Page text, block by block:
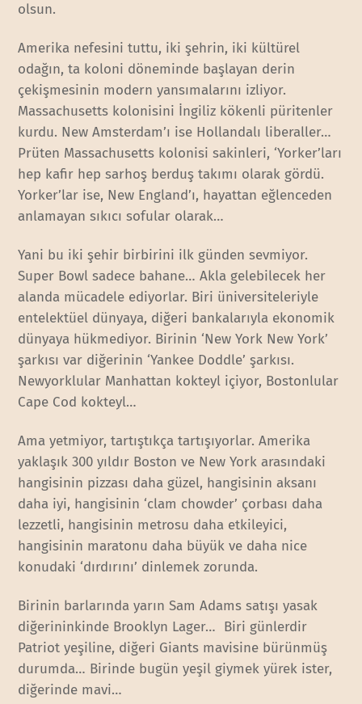
olsun.
Amerika nefesini tuttu, iki şehrin, iki kültürel
odağın, ta koloni döneminde başlayan derin
çekişmesinin modern yansımalarını izliyor.
Massachusetts kolonisini İngiliz kökenli püritenler
kurdu. New Amsterdam’ı ise Hollandalı liberaller…
Prüten Massachusetts kolonisi sakinleri, ‘Yorker’ları
hep kafir hep sarhoş berduş takımı olarak gördü.
Yorker’lar ise, New England’ı, hayattan eğlenceden
anlamayan sıkıcı sofular olarak…
Yani bu iki şehir birbirini ilk günden sevmiyor.
Super Bowl sadece bahane… Akla gelebilecek her
alanda mücadele ediyorlar. Biri üniversiteleriyle
entelektüel dünyaya, diğeri bankalarıyla ekonomik
dünyaya hükmediyor. Birinin ‘New York New York’
şarkısı var diğerinin ‘Yankee Doddle’ şarkısı.
Newyorklular Manhattan kokteyl içiyor, Bostonlular
Cape Cod kokteyl…
Ama yetmiyor, tartıştıkça tartışıyorlar. Amerika
yaklaşık 300 yıldır Boston ve New York arasındaki
hangisinin pizzası daha güzel, hangisinin aksanı
daha iyi, hangisinin ‘clam chowder’ çorbası daha
lezzetli, hangisinin metrosu daha etkileyici,
hangisinin maratonu daha büyük ve daha nice
konudaki ‘dırdırını’ dinlemek zorunda.
Birinin barlarında yarın Sam Adams satışı yasak
diğerininkinde Brooklyn Lager… Biri günlerdir
Patriot yeşiline, diğeri Giants mavisine bürünmüş
durumda… Birinde bugün yeşil giymek yürek ister,
diğerinde mavi…